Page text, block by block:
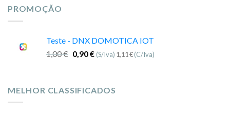
PROMOÇÃO
Teste - DNX DOMOTICA IOT
1,00€ 0,90€ (S/Iva) 1,11€(C/Iva)
MELHOR CLASSIFICADOS